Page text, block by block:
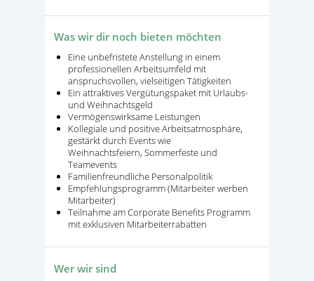
Was wir dir noch bieten möchten
Eine unbefristete Anstellung in einem
professionellen Arbeitsumfeld mit
anspruchsvollen, vielseitigen Tätigkeiten
Ein attraktives Vergütungspaket mit Urlaubs-
und Weihnachtsgeld
Vermögenswirksame Leistungen
Kollegiale und positive Arbeitsatmosphäre,
gestärkt durch Events wie
Weihnachtsfeiern, Sommerfeste und
Teamevents
Familienfreundliche Personalpolitik
Empfehlungsprogramm (Mitarbeiter werben
Mitarbeiter)
Teilnahme am Corporate Benefits Programm
mit exklusiven Mitarbeiterrabatten
Wer wir sind